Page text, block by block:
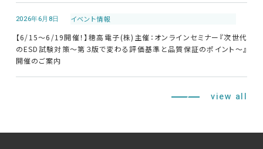
2026年6月8日 イベント情報
【6/15～6/19開催！】穂高電子(株)主催：オンラインセミナー『次世代
のESD試験対策～第３版で変わる評価基準と品質保証のポイント～』
開催のご案内
view all